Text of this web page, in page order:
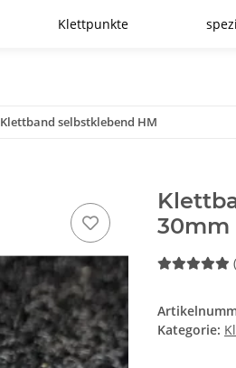
Klettpunkte
Klettband selbstklebend HM
30mm
Kategorie: